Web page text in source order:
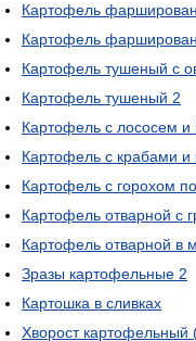
Картофель
Картофель
Картофель тушеный с
Картофель тушеный 2
Картофель с лососем и
Картофель с крабами и
Картофель с горохом
Картофель отварной с
Картофель отварной в
Зразы картофельные 2
Картошка в сливках
Хворост картофельный